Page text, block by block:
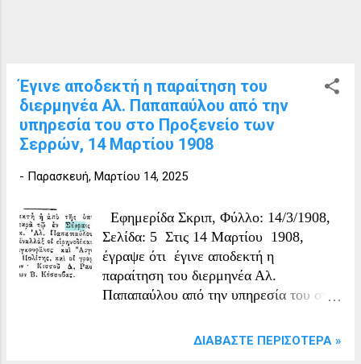
Έγινε αποδεκτή η παραίτηση του
διερμηνέα Αλ. Παπαπαύλου από την
υπηρεσία του στο Προξενείο των
Σερρών, 14 Μαρτίου 1908
- Παρασκευή, Μαρτίου 14, 2025
Εφημερίδα Σκριπ, Φύλλο: 14/3/1908,
Σελίδα: 5 Στις 14 Μαρτίου 1908,
έγραψε ότι έγινε αποδεκτή η
παραίτηση του διερμηνέα Αλ.
Παπαπαύλου από την υπηρεσία του στο
ΔΙΑΒΆΣΤΕ ΠΕΡΙΣΌΤΕΡΑ »